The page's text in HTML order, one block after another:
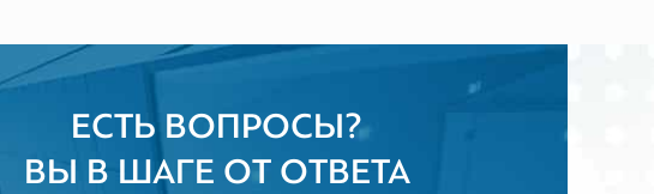
ЕСТЬ ВОПРОСЫ?
ВЫ В ШАГЕ ОТ ОТВЕТА